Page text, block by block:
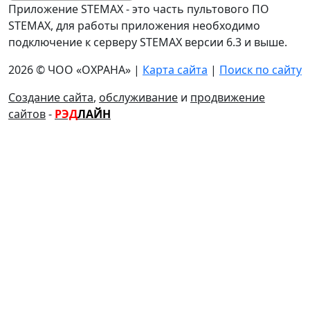
Приложение STEMAX - это часть пультового ПО
STEMAX, для работы приложения необходимо
подключение к серверу STEMAX версии 6.3 и выше.
2026 © ЧОО «ОХРАНА» | Карта сайта | Поиск по сайту
Создание сайта, обслуживание и продвижение
сайтов- РЭДЛАЙН